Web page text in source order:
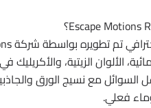
الألوان الزيتية،
مع نسيج الورق
فعلي.